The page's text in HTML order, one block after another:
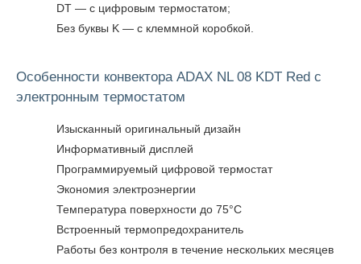
DT — с цифровым термостатом;
Без буквы K — с клеммной коробкой.
Особенности конвектора ADAX NL 08 KDT Red с
электронным термостатом
Изысканный оригинальный дизайн
Информативный дисплей
Программируемый цифровой термостат
Экономия электроэнергии
Температура поверхности до 75°C
Встроенный термопредохранитель
Работы без контроля в течение нескольких месяцев